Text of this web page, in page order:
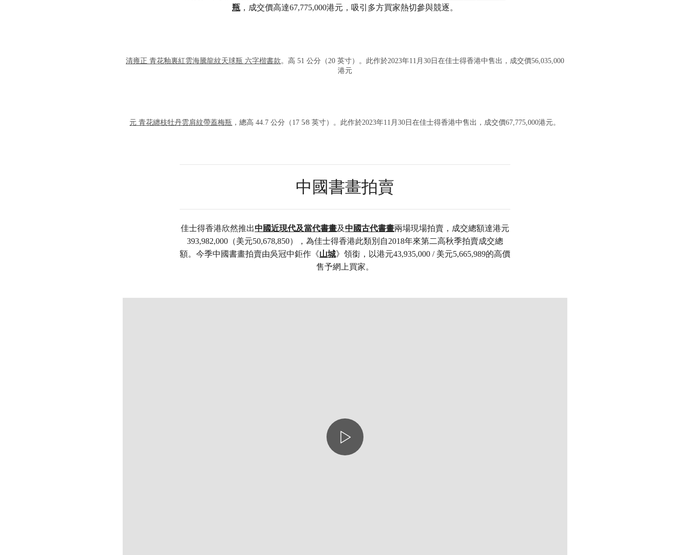
瓶 ，成交價高達67,775,000港元，吸引多方買家熱切參與競逐。
清雍正 青花釉裏紅雲海騰龍紋天球瓶 六字楷書款。高 51 公分（20 英寸）。此作於2023年11月30日在佳士得香港中售出，成交價56,035,000
港元
元 青花纏枝牡丹雲肩紋帶蓋梅瓶 ，總高 44.7 公分（17 5⁄8 英寸）。此作於2023年11月30日在佳士得香港中售出，成交價67,775,000港元。
中國書畫拍賣
佳士得香港欣然推出中國近現代及當代書畫及中國古代書畫兩場現場拍賣，成交總額達港元
393,982,000（美元50,678,850），為佳士得香港此類別自2018年來第二高秋季拍賣成交總
額。今季中國書畫拍賣由吳冠中鉅作《山城》領銜，以港元43,935,000 / 美元5,665,989的高價
售予網上買家。